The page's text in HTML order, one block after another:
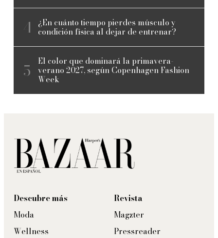
¿En cuánto tiempo pierdes músculo y
condición física al dejar de entrenar?
El color que dominará la primavera-
verano 2027, según Copenhagen Fashion
Week
Descubre más
Moda
Wellness
Revista
Magzter
Pressreader